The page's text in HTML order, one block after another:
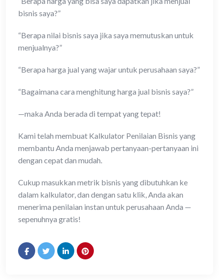
bisnis saya?”
“Berapa nilai bisnis saya jika saya memutuskan untuk
menjualnya?”
“Berapa harga jual yang wajar untuk perusahaan saya?”
“Bagaimana cara menghitung harga jual bisnis saya?”
—maka Anda berada di tempat yang tepat!
Kami telah membuat Kalkulator Penilaian Bisnis yang
membantu Anda menjawab pertanyaan-pertanyaan ini
dengan cepat dan mudah.
Cukup masukkan metrik bisnis yang dibutuhkan ke
dalam kalkulator, dan dengan satu klik, Anda akan
menerima penilaian instan untuk perusahaan Anda —
sepenuhnya gratis!